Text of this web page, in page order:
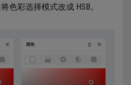
色彩选择模式改成 HSB。